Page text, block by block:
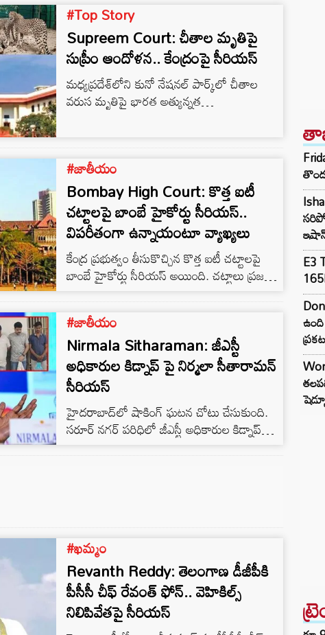
#Top Story
Supreem Court: చీతాల మృతిపై
సుప్రీం ఆందోళన.. కేంద్రంపై సీరియస్
మధ్యప్రదేశ్‌లోని కునో నేషనల్ పార్క్‌లో చీతాల
వరుస మృతిపై భారత అత్యున్నత
న్యాయస్థానం(Supreem Court) ఆందోళన వ్యక్తం
చెందుతుండటంతో.. దేశ వ్యాప్తంగానే కాదు,
అంతర్జాతీయ వ్యాప్తంగా కలకలం రేపుతుంది. చీతాల
మృతికి సంబంధించి దాఖలైన పిటిషన్‌పై జస్టిస్ బీఆర్
గవాయ్, జస్టిస్ జేబీ పార్ధివాలా, ప్రశాంత్ కుమార్
మిశ్రాలతో కూడిన ధర్మాసనం విచారణ చేపట్టింది.
గతవారం రెండు చీతాలు చనిపోవడాన్ని
ప్రస్తావించిన…
#జాతీయం
Bombay High Court: కొత్త ఐటీ
చట్టాలపై బాంబే హైకోర్టు సీరియస్‌..
విపరీతంగా ఉన్నాయంటూ వ్యాఖ్యలు
కేంద్ర ప్రభుత్వం తీసుకొచ్చిన కొత్త ఐటీ చట్టాలపై
బాంబే హైకోర్టు సీరియస్‌ అయింది. చట్టాలు ప్రజలకు
ఉపయోగపడే విధంగా లేవని వ్యాఖ్యానించింది. కొత్త
చట్టాలు అతిగా ఉన్నాయంటూ వ్యాఖ్యలు చేసింది.
#జాతీయం
Nirmala Sitharaman: జీఎస్టీ
అధికారుల కిడ్నాప్ పై నిర్మలా సీతారామన్
సీరియస్
హైదరాబాద్‌లో షాకింగ్‌ ఘటన చోటు చేసుకుంది.
సరూర్‌ నగర్‌ పరిధిలో జీఎస్టీ అధికారుల కిడ్నాప్‌
కలకలం రేపింది. ఈ కిడ్నాప్ కేసును పోలీసులు
చేధించిన ఘటనపై కేంద్రం సీరియస్ అయింది. ఈ
కిడ్నాప్‌ ఉదంతాన్ని తీవ్రంగా ఖండించిన ఆమె..
నిందితులపై కఠిన చర్యలు తీసుకోవాలని డీజీపీ
అంజనీ కుమార్‌ ను ఫోన్‌లో కోరింది.
#ఖమ్మం
Revanth Reddy: తెలంగాణ డీజీపీకి
పీసీసీ చీఫ్ రేవంత్ ఫోన్.. వెహికిల్స్
నిలిపివేతపై సీరియస్
E3